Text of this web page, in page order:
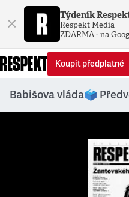
× Týdeník
Respekt Media
ZDARMA - na
Koupit předplatné
Babišova vláda🗳️